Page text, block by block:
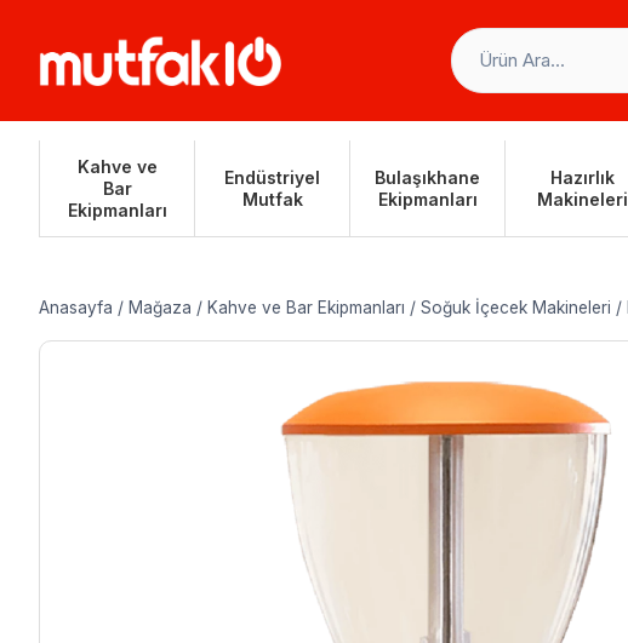
Kahve ve
Bar
Ekipmanları
Endüstriyel
Mutfak
Bulaşıkhane
Ekipmanları
Hazırlık
Makineleri
Anasayfa / Mağaza / Kahve ve Bar Ekipmanları / Soğuk İçecek Makineleri /